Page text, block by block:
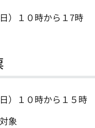
）１０時から１7時
）１０時から１５時
象